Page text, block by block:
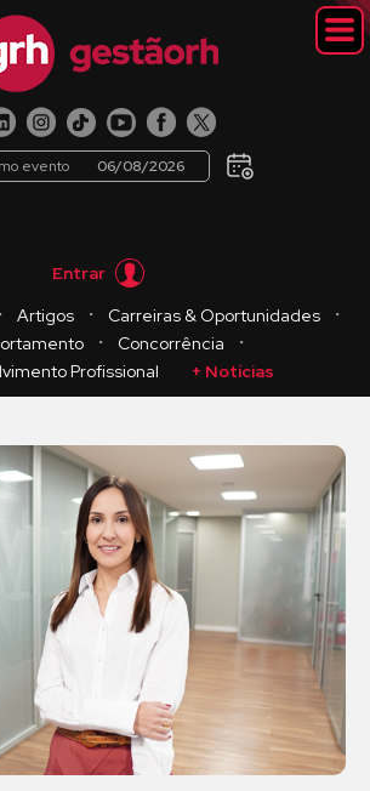
evento 06/08/2026
Entrar
・ Artigos ・ Carreiras & Oportunidades
・
・ Concorrência
・
Profissional
+ Notícias